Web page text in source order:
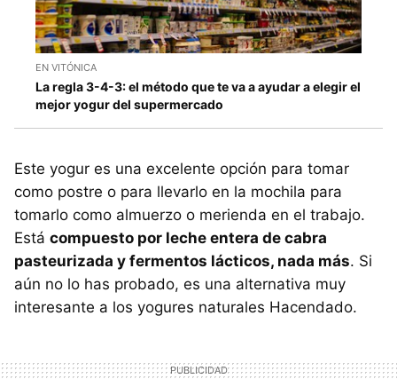
EN VITÓNICA
La regla 3-4-3: el método que te va a ayudar a elegir el
mejor yogur del supermercado
Este yogur es una excelente opción para tomar
como postre o para llevarlo en la mochila para
tomarlo como almuerzo o merienda en el trabajo.
Está compuesto por leche entera de cabra
pasteurizada y fermentos lácticos, nada más. Si
aún no lo has probado, es una alternativa muy
interesante a los yogures naturales Hacendado.